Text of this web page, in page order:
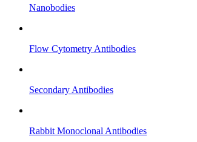
Nanobodies
Flow Cytometry Antibodies
Secondary Antibodies
Rabbit Monoclonal Antibodies